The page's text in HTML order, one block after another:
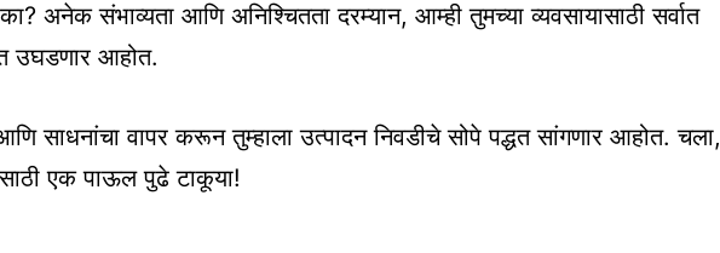
अनेक संभाव्यता आणि अनिश्चितता दरम्यान, आम्ही तुमच्या व्यवसायासाठी सर्वात
उघडणार आहोत.
साधनांचा वापर करून तुम्हाला उत्पादन निवडीचे सोपे पद्धत सांगणार आहोत. चला,
एक पाऊल पुढे टाकूया!